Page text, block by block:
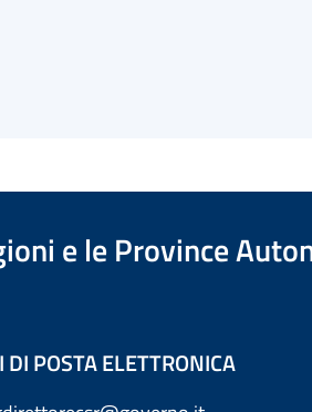
e le Province
POSTA ELETTRONICA